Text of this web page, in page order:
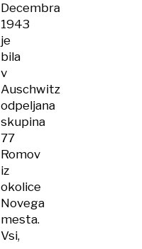
Decembra
1943
je
bila
v
Auschwitz
odpeljana
skupina
77
Romov
iz
okolice
Novega
mesta.
Vsi,